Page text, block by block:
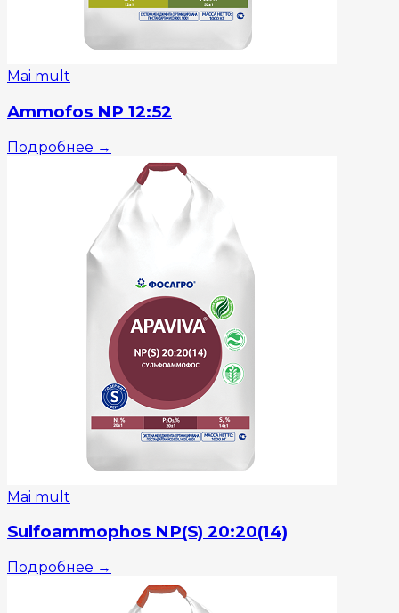
Mai mult
Ammofos NP 12:52
Подробнее →
Mai mult
Sulfoammophos NP(S) 20:20(14)
Подробнее →